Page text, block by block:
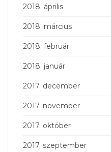
2018. április
2018. március
2018. február
2018. január
2017. december
2017. november
2017. október
2017. szeptember